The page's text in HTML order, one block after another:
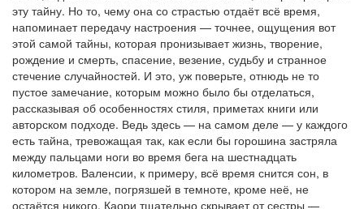
эту тайну. Но то, чему она со страстью отдаёт всё время,
напоминает передачу настроения — точнее, ощущения вот
этой самой тайны, которая пронизывает жизнь, творение,
рождение и смерть, спасение, везение, судьбу и странное
стечение случайностей. И это, уж поверьте, отнюдь не то
пустое замечание, которым можно было бы отделаться,
рассказывая об особенностях стиля, приметах книги или
авторском подходе. Ведь здесь — на самом деле — у каждого
есть тайна, тревожащая так, как если бы горошина застряла
между пальцами ноги во время бега на шестнадцать
километров. Валенсии, к примеру, всё время снится сон, в
котором на земле, погрязшей в темноте, кроме неё, не
остаётся никого. Каори тщательно скрывает от сестры —